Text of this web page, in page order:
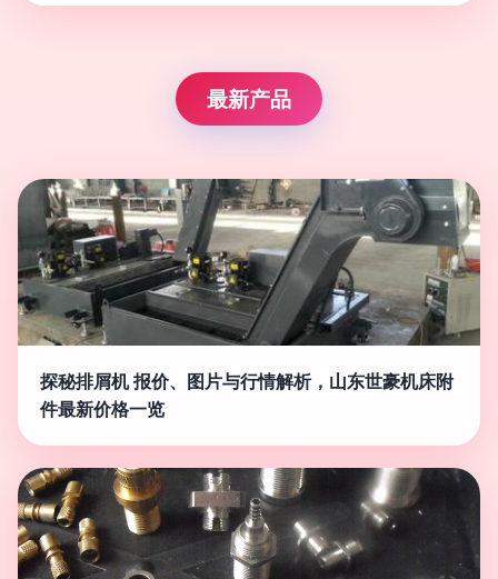
最新产品
探秘排屑机 报价、图片与行情解析，山东世豪机床附
件最新价格一览